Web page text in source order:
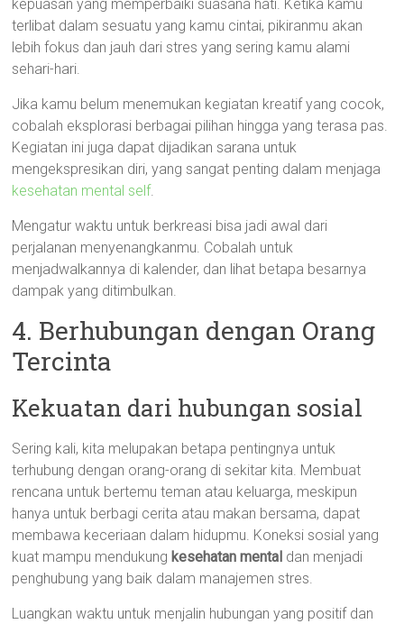
kepuasan yang memperbaiki suasana hati. Ketika kamu
terlibat dalam sesuatu yang kamu cintai, pikiranmu akan
lebih fokus dan jauh dari stres yang sering kamu alami
sehari-hari.
Jika kamu belum menemukan kegiatan kreatif yang cocok,
cobalah eksplorasi berbagai pilihan hingga yang terasa pas.
Kegiatan ini juga dapat dijadikan sarana untuk
mengekspresikan diri, yang sangat penting dalam menjaga
kesehatan mental self.
Mengatur waktu untuk berkreasi bisa jadi awal dari
perjalanan menyenangkanmu. Cobalah untuk
menjadwalkannya di kalender, dan lihat betapa besarnya
dampak yang ditimbulkan.
4. Berhubungan dengan Orang
Tercinta
Kekuatan dari hubungan sosial
Sering kali, kita melupakan betapa pentingnya untuk
terhubung dengan orang-orang di sekitar kita. Membuat
rencana untuk bertemu teman atau keluarga, meskipun
hanya untuk berbagi cerita atau makan bersama, dapat
membawa keceriaan dalam hidupmu. Koneksi sosial yang
kuat mampu mendukung kesehatan mental dan menjadi
penghubung yang baik dalam manajemen stres.
Luangkan waktu untuk menjalin hubungan yang positif dan